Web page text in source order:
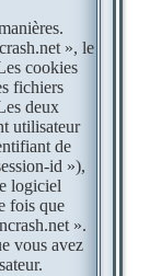
», le
cookies
fichiers
deux
utilisateur
de
id »),
logiciel
fois que
».
vous avez